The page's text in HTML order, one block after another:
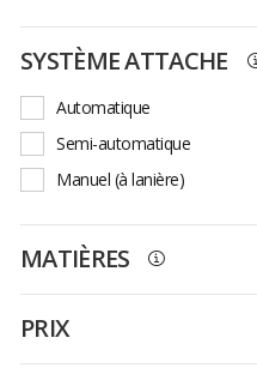
SYSTÈME ATTACHE
Automatique
Semi-automatique
Manuel (à lanière)
MATIÈRES
PRIX